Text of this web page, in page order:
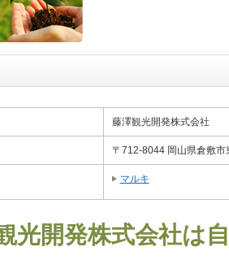
藤澤観光開発株式会社
〒712-8044 岡山県倉敷市
マルキ
光開発株式会社は